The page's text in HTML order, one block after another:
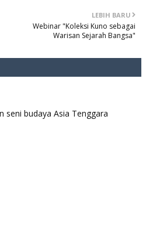
LEBIH BARU
Webinar "Koleksi Kuno sebagai
Warisan Sejarah Bangsa"
seni budaya Asia Tenggara